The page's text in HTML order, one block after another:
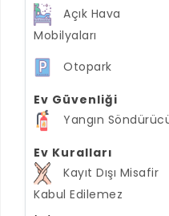
Açık Hava
Mobilyaları
Otopark
Ev Güvenliği
Yangın
Ev Kuralları
Kayıt Dışı Misafir
Kabul Edilemez